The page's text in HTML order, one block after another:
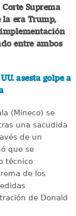
Suprema
la era Trump,
entre ambos
asesta golpe a
(Mineco) se
una sacudida
de un
que se
técnico
de los
de Donald